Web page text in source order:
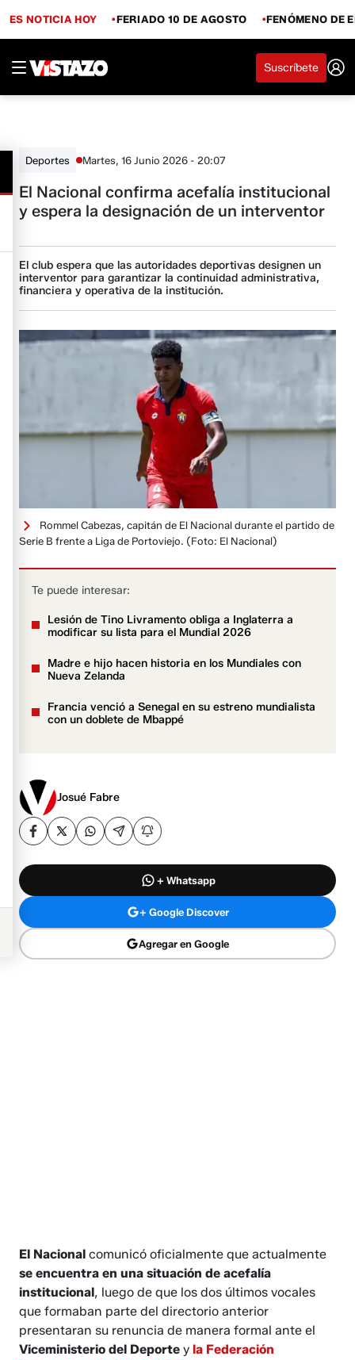
ES NOTICIA HOY FERIADO 10 DE AGOSTO FENÓMENO DE
Suscríbete
Deportes Martes, 16 Junio 2026 - 20:07
El Nacional confirma acefalía institucional
y espera la designación de un interventor
El club espera que las autoridades deportivas designen un
interventor para garantizar la continuidad administrativa,
financiera y operativa de la institución.
Rommel Cabezas, capitán de El Nacional durante el partido de
Serie B frente a Liga de Portoviejo. (Foto: El Nacional)
Te puede interesar:
Lesión de Tino Livramento obliga a Inglaterra a
modificar su lista para el Mundial 2026
Madre e hijo hacen historia en los Mundiales con
Nueva Zelanda
Francia venció a Senegal en su estreno mundialista
con un doblete de Mbappé
Josué Fabre
+ Whatsapp
+ Google Discover
Agregar en Google
El Nacionalcomunicó oficialmente que actualmente
se encuentra en una situación de acefalía
institucional, luego de que los dos últimos vocales
que formaban parte del directorio anterior
presentaran su renuncia de manera formal ante el
Viceministerio del Deporte y la Federación